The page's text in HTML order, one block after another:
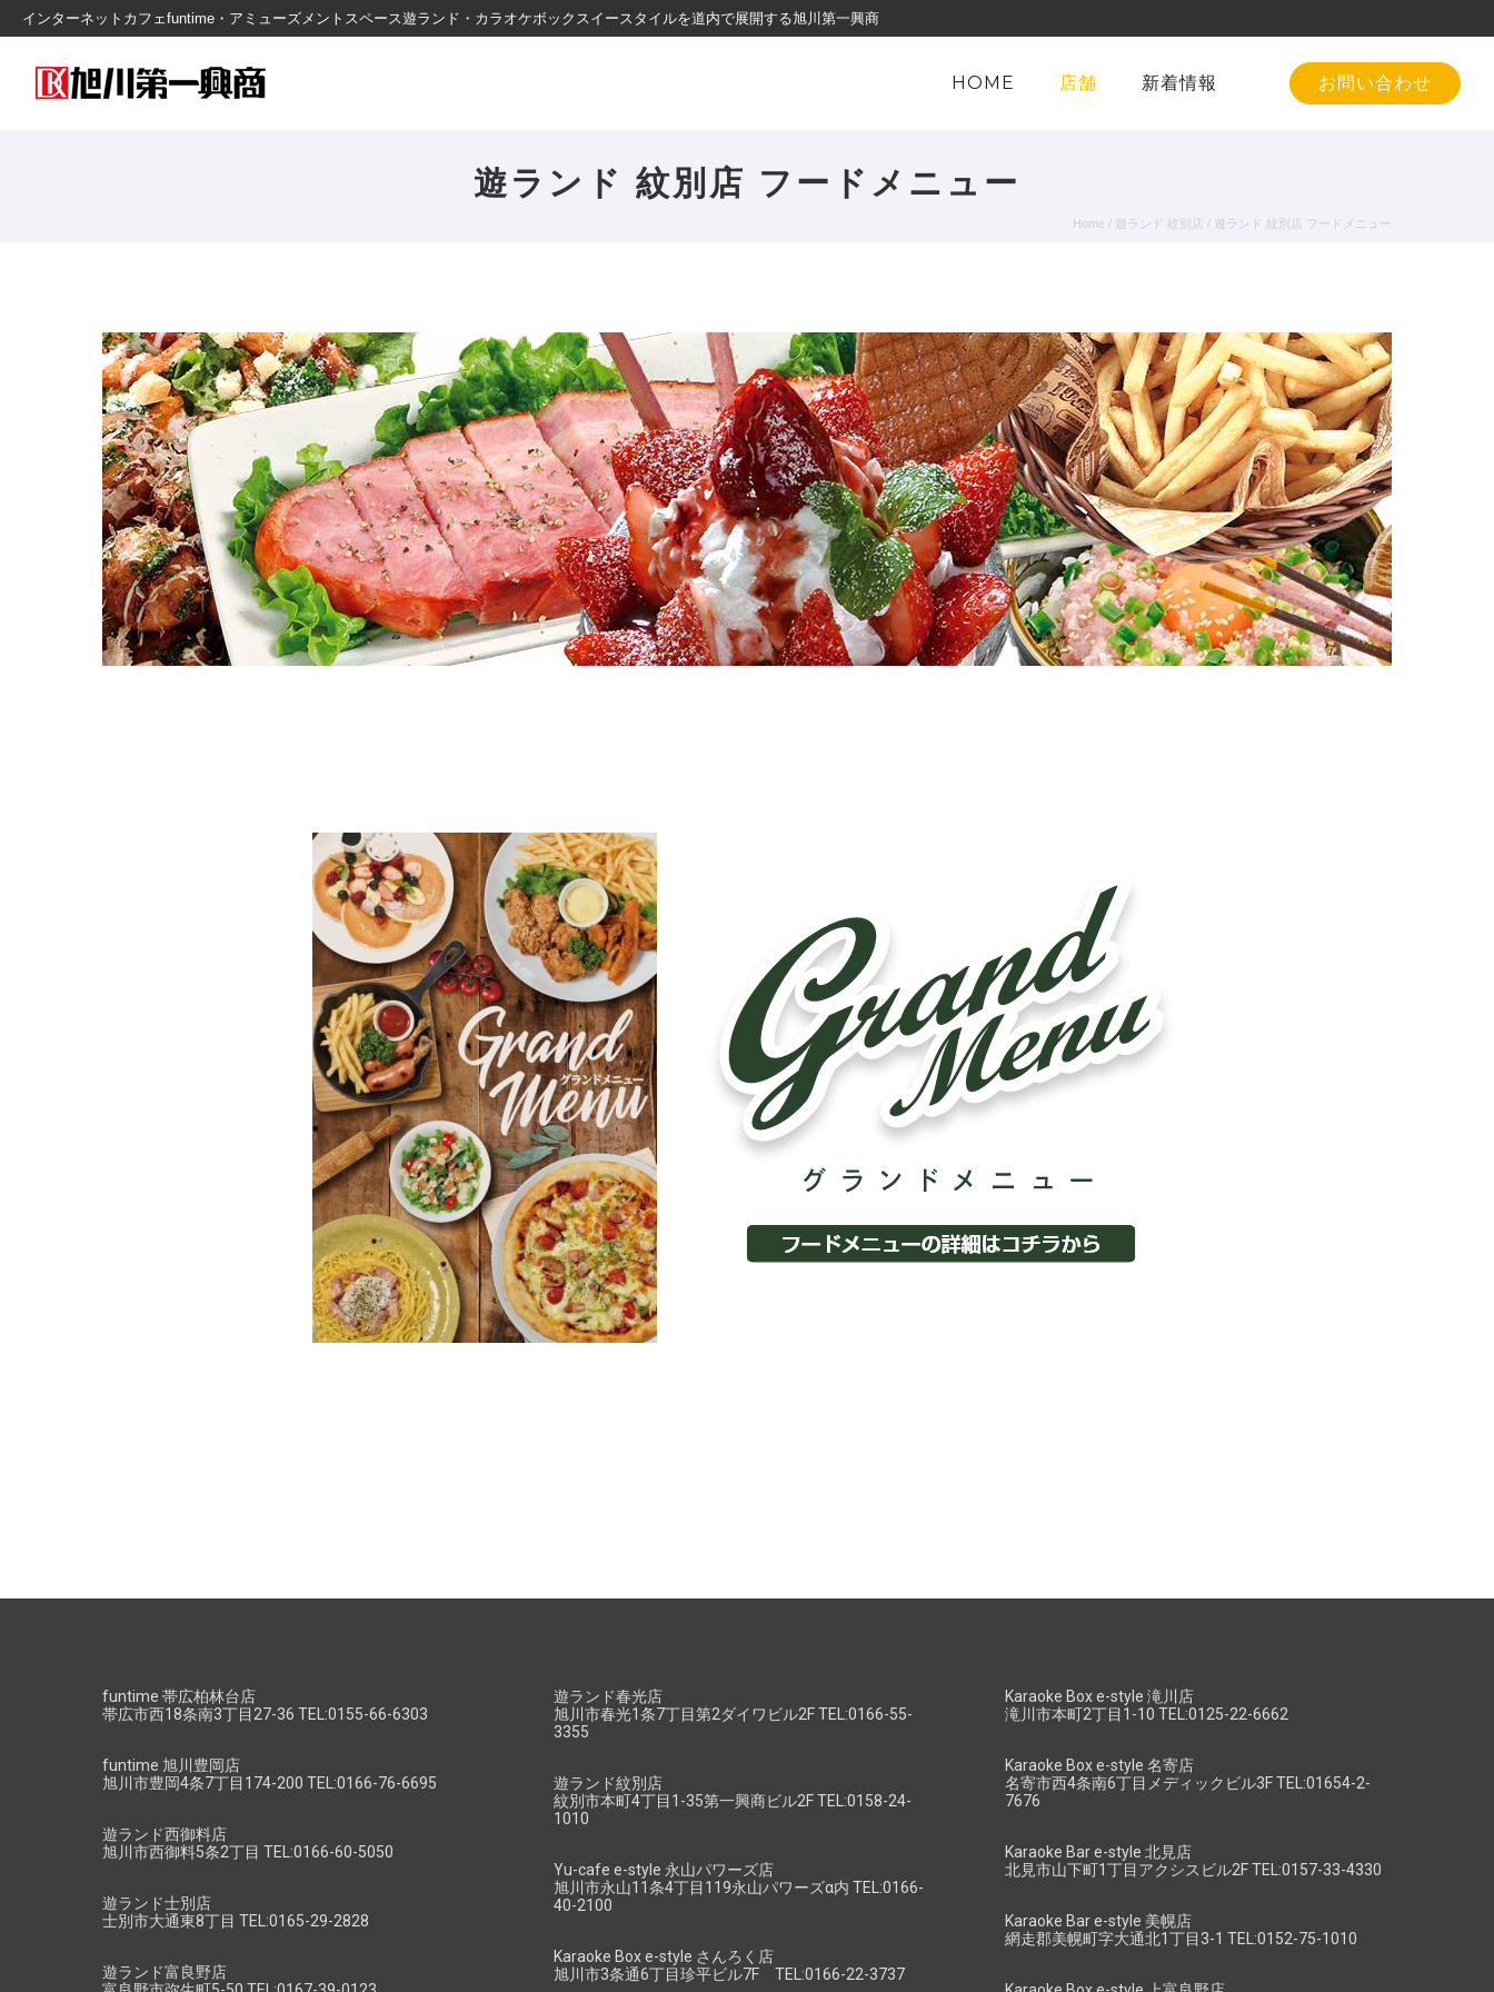
インターネットカフェfuntime・アミューズメントスペース遊ランド・カラオケボックスイースタイルを道内で展開する旭川第一興商
お問い合わせ
HOME 店舗 新着情報
遊ランド 紋別店 フードメニュー
Home / 遊ランド 紋別店 / 遊ランド 紋別店 フードメニュー
funtime 帯広柏林台店
帯広市西18条南3丁目27-36 TEL:0155-66-6303
funtime 旭川豊岡店
旭川市豊岡4条7丁目174-200 TEL:0166-76-6695
遊ランド西御料店
旭川市西御料5条2丁目 TEL:0166-60-5050
遊ランド士別店
士別市大通東8丁目 TEL:0165-29-2828
遊ランド富良野店
遊ランド春光店
旭川市春光1条7丁目第2ダイワビル2F TEL:0166-55-
3355
遊ランド紋別店
紋別市本町4丁目1-35第一興商ビル2F TEL:0158-24-
1010
Yu-cafe e-style 永山パワーズ店
旭川市永山11条4丁目119永山パワーズα内 TEL:0166-
40-2100
Karaoke Box e-style さんろく店
旭川市3条通6丁目珍平ビル7F TEL:0166-22-3737
Karaoke Box e-style 滝川店
滝川市本町2丁目1-10 TEL:0125-22-6662
Karaoke Box e-style 名寄店
名寄市西4条南6丁目メディックビル3F TEL:01654-2-
7676
Karaoke Bar e-style 北見店
北見市山下町1丁目アクシスビル2F TEL:0157-33-4330
Karaoke Bar e-style 美幌店
網走郡美幌町字大通北1丁目3-1 TEL:0152-75-1010